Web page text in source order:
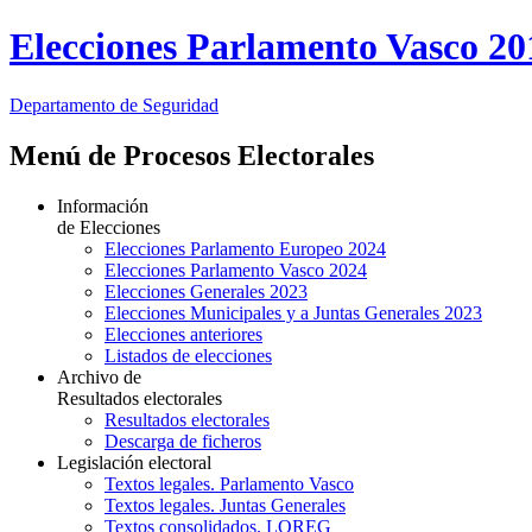
Elecciones Parlamento Vasco
Departamento de Seguridad
Menú de Procesos Electorales
Información
de Elecciones
Elecciones Parlamento Europeo 2024
Elecciones Parlamento Vasco 2024
Elecciones Generales 2023
Elecciones Municipales y a Juntas Generales 2023
Elecciones anteriores
Listados de elecciones
Archivo de
Resultados electorales
Resultados electorales
Descarga de ficheros
Legislación electoral
Textos legales. Parlamento Vasco
Textos legales. Juntas Generales
Textos consolidados. LOREG